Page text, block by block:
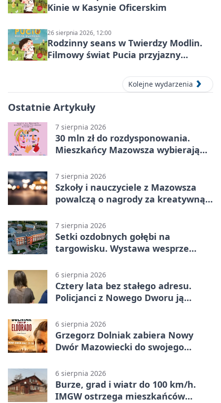
Kinie w Kasynie Oficerskim
26 sierpnia 2026, 12:00
Rodzinny seans w Twierdzy Modlin.
Filmowy świat Pucia przyjazny
Kolejne wydarzenia
Ostatnie Artykuły
7 sierpnia 2026
30 mln zł do rozdysponowania.
Mieszkańcy Mazowsza wybierają
7 sierpnia 2026
Szkoły i nauczyciele z Mazowsza
powalczą o nagrody za kreatywną
7 sierpnia 2026
Setki ozdobnych gołębi na
targowisku. Wystawa wesprze
6 sierpnia 2026
Cztery lata bez stałego adresu.
Policjanci z Nowego Dworu ją
6 sierpnia 2026
Grzegorz Dolniak zabiera Nowy
Dwór Mazowiecki do swojego
6 sierpnia 2026
Burze, grad i wiatr do 100 km/h.
IMGW ostrzega mieszkańców